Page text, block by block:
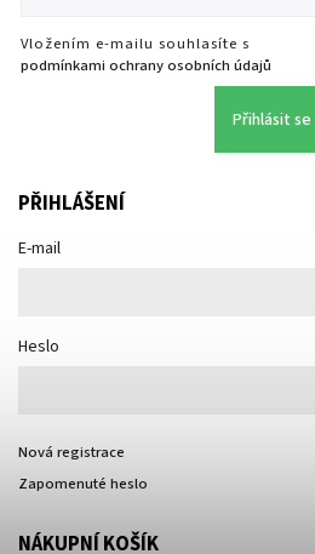
Vložením e-mailu souhlasíte s
podmínkami ochrany osobních údajů
Přihlásit se
PŘIHLÁŠENÍ
E-mail
Heslo
Nová registrace
Zapomenuté heslo
NÁKUPNÍ KOŠÍK